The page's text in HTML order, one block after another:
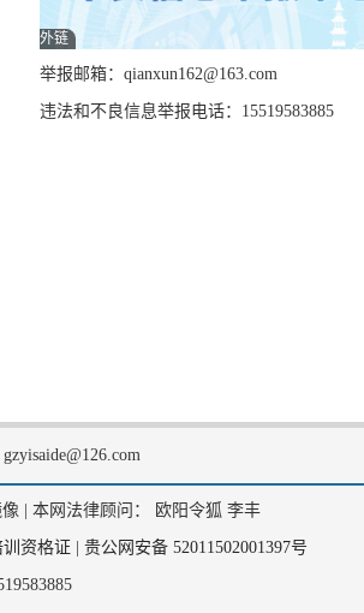
外链
举报邮箱：qianxun162@163.com
违法和不良信息举报电话：15519583885
| 本网法律顾问： 欧阳令狐 李丰
资格证 贵公网安备 52011502001397号